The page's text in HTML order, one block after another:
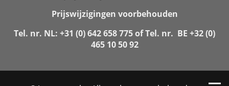
Prijswijzigingen voorbehouden
Tel. nr. NL: +31 (0) 642 658 775 of Tel. nr. BE +32 (0)
465 10 50 92